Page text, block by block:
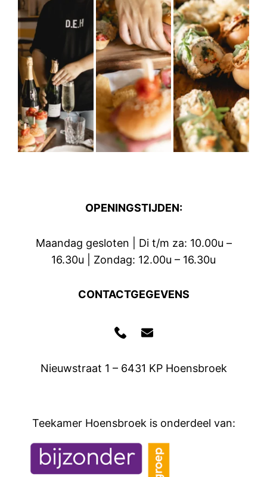
OPENINGSTIJDEN:
Maandag gesloten | Di t/m za: 10.00u –
16.30u | Zondag: 12.00u – 16.30u
CONTACTGEGEVENS
Nieuwstraat 1 – 6431 KP Hoensbroek
Teekamer Hoensbroek is onderdeel van: